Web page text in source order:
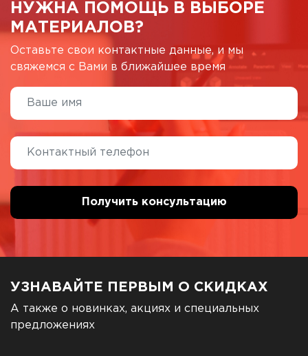
НУЖНА ПОМОЩЬ В ВЫБОРЕ
МАТЕРИАЛОВ?
Оставьте свои контактные данные, и мы
свяжемся с Вами в ближайшее время
УЗНАВАЙТЕ ПЕРВЫМ О СКИДКАХ
А также о новинках, акциях и специальных
предложениях